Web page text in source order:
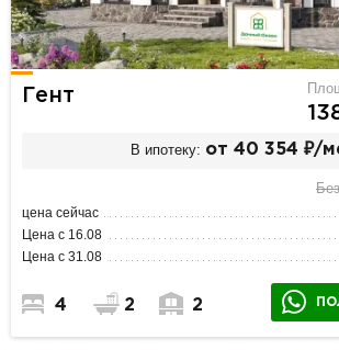
Гент
В ипотеку: от 40 354 ₽/
цена сейчас
Цена с 16.08
Цена с 31.08
4 2 2